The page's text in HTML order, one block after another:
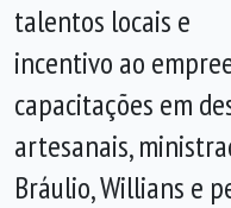
talentos locais e
incentivo ao
capacitações em
artesanais,
Bráulio, Willians e